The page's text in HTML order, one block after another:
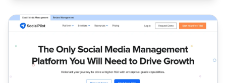
Programma di affiliazione SocialPilot